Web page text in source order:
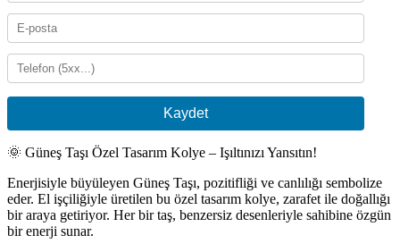
Kaydet
🌞 Güneş Taşı Özel Tasarım Kolye – Işıltınızı Yansıtın!
Enerjisiyle büyüleyen Güneş Taşı, pozitifliği ve canlılığı sembolize
eder. El işçiliğiyle üretilen bu özel tasarım kolye, zarafet ile doğallığı
bir araya getiriyor. Her bir taş, benzersiz desenleriyle sahibine özgün
bir enerji sunar.